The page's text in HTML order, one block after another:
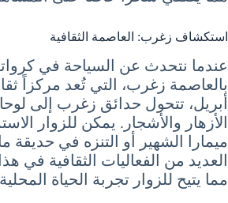
استكشاف زغرب: العاصمة الثقافية
عندما نتحدث عن السياحة في
بالعاصمة زغرب، التي تُعد مركزاً
أبريل، تتحول حدائق زغرب إلى
الأزهار والأشجار. يمكن للزوار
ميمارا الشهير أو التنزه في حديقة
العديد من الفعاليات الثقافية في
مما يتيح للزوار تجربة الحياة